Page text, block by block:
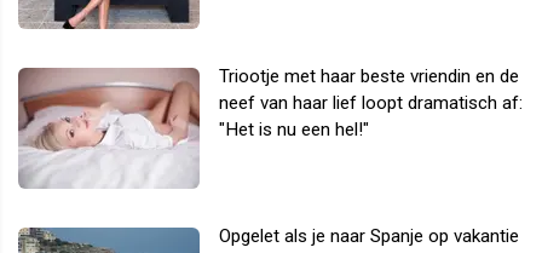
Triootje met haar beste vriendin en de
neef van haar lief loopt dramatisch af:
"Het is nu een hel!"
Opgelet als je naar Spanje op vakantie